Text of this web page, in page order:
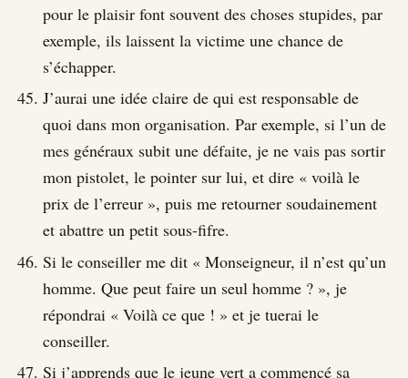
pour le plaisir font souvent des choses stupides, par
exemple, ils laissent la victime une chance de
s’échapper.
J’aurai une idée claire de qui est responsable de
quoi dans mon organisation. Par exemple, si l’un de
mes généraux subit une défaite, je ne vais pas sortir
mon pistolet, le pointer sur lui, et dire « voilà le
prix de l’erreur », puis me retourner soudainement
et abattre un petit sous-fifre.
Si le conseiller me dit « Monseigneur, il n’est qu’un
homme. Que peut faire un seul homme ? », je
répondrai « Voilà ce que ! » et je tuerai le
conseiller.
Si j’apprends que le jeune vert a commencé sa